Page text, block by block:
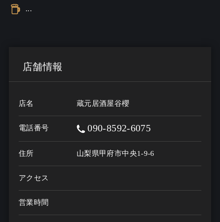
...
店舗情報
店名 蔵元居酒屋谷櫻
電話番号 090-8592-6075
住所 山梨県甲府市中央1-9-6
アクセス
営業時間